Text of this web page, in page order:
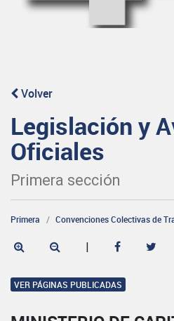
Volver
Legislación y
Oficiales
Primera sección
Primera Convenciones Colectivas de
|
VER PÁGINAS PUBLICADAS